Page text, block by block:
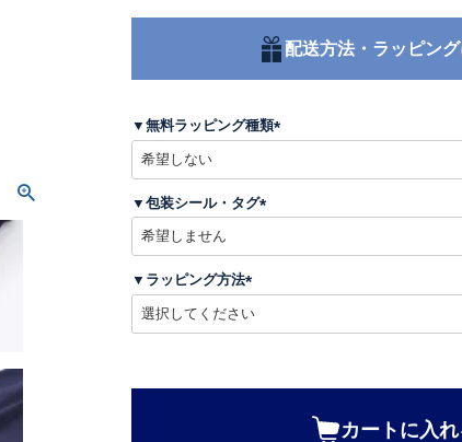
配送方法・ラッピン
▼無料ラッピング種類
)
▼包装シール・タグ
)
▼ラッピング方法
カートに入れ